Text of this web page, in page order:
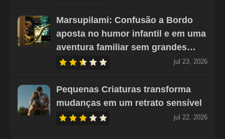
Marsupilami: Confusão a Bordo
aposta no humor infantil e em uma
aventura familiar sem grandes…
jul 23, 2026
Pequenas Criaturas transforma
mudanças em um retrato sensível
jul 22, 2026